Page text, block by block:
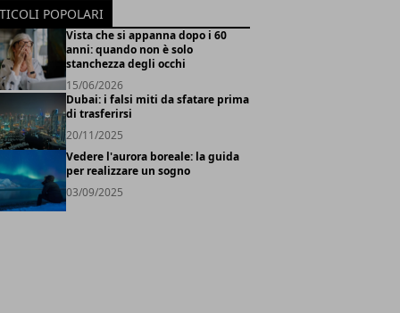
POPOLARI
Vista che si appanna dopo i 60
anni: quando non è solo
stanchezza degli occhi
15/06/2026
Dubai: i falsi miti da sfatare prima
di trasferirsi
20/11/2025
Vedere l'aurora boreale: la guida
per realizzare un sogno
03/09/2025